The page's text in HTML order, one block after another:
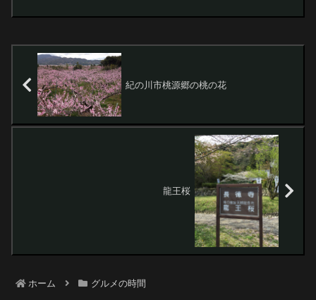
紀の川市桃源郷の桃の花
龍王桜
ホーム グルメの時間